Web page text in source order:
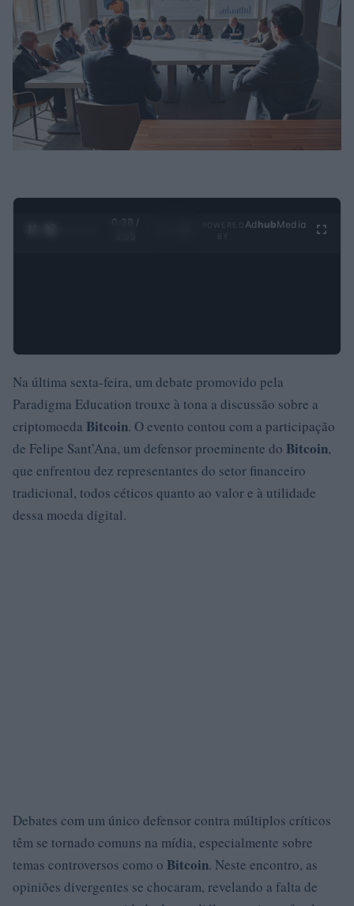
0:28 /
Ad hubMedia
Na última sexta-feira, um debate promovido pela
Paradigma Education trouxe à tona a discussão sobre a
criptomoeda Bitcoin. O evento contou com a participação
de Felipe Sant’Ana, um defensor proeminente do Bitcoin,
que enfrentou dez representantes do setor financeiro
tradicional, todos céticos quanto ao valor e à utilidade
dessa moeda digital.
Debates com um único defensor contra múltiplos críticos
têm se tornado comuns na mídia, especialmente sobre
temas controversos como o Bitcoin. Neste encontro, as
opiniões divergentes se chocaram, revelando a falta de